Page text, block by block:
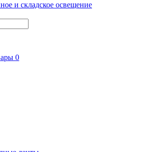
и складское освещение
0